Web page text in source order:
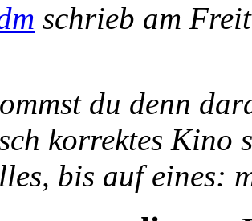
schrieb am
du denn
korrektes Kino
bis auf eines: